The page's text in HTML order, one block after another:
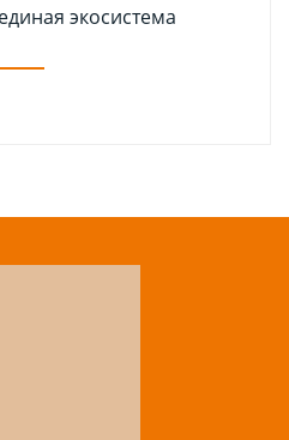
экосистема